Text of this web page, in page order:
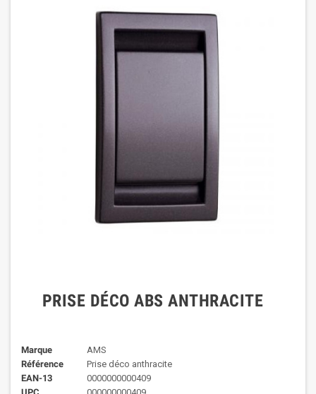
PRISE DÉCO ABS ANTHRACITE
Marque
AMS
Référence
Prise déco anthracite
EAN-13
0000000000409